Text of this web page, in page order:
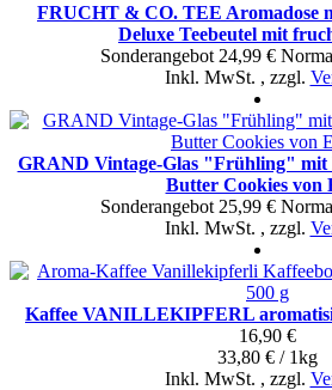
FRUCHT & CO. TEE Aromadose
Deluxe Teebeutel mit
Sonderangebot 24,99 €
Inkl. MwSt. , zzgl.
GRAND Vintage-Glas "Frühling" mit
Butter Cookies von
Sonderangebot 25,99 €
Inkl. MwSt. , zzgl.
Kaffee VANILLEKIPFERL
16,90 €
33,80 € / 1kg
Inkl. MwSt. , zzgl.